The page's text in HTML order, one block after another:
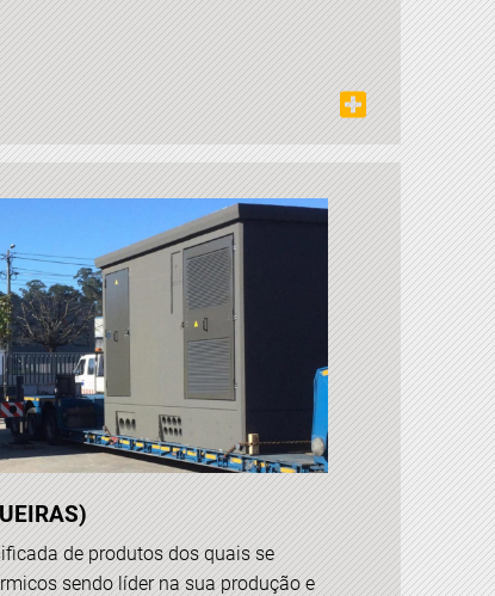
de produtos dos quais se
sendo líder na sua produção e